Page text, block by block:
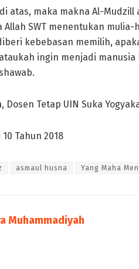
atas, maka makna Al-
Allah SWT menentukan
kebebasan memilih,
ingin menjadi
, Dosen Tetap UIN Suka
10 Tahun 2018
asmaul husna Yang Maha
Muhammadiyah